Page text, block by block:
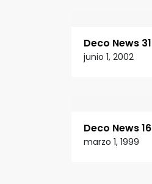
Deco News 31
junio 1, 2002
Deco News 16
marzo 1, 1999